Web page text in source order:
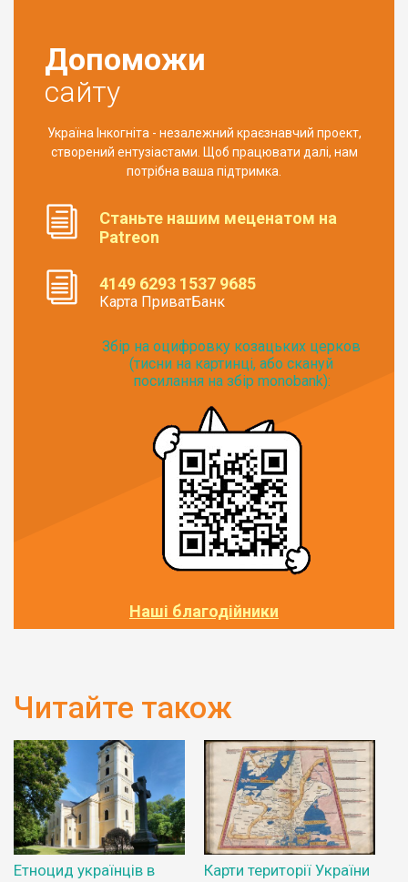
Допоможи
сайту
Україна Інкогніта - незалежний краєзнавчий проект,
створений ентузіастами. Щоб працювати далі, нам
потрібна ваша підтримка.
Станьте нашим меценатом на
Patreon
4149 6293 1537 9685
Карта ПриватБанк
Збір на оцифровку козацьких церков
(тисни на картинці, або скануй
посилання на збір monobank):
Наші благодійники
Читайте також
Етноцид українців в
Карти території України